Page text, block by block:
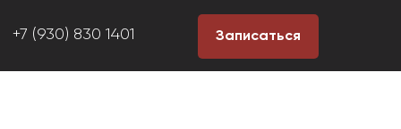
+7 (930) 830 1401 Записаться